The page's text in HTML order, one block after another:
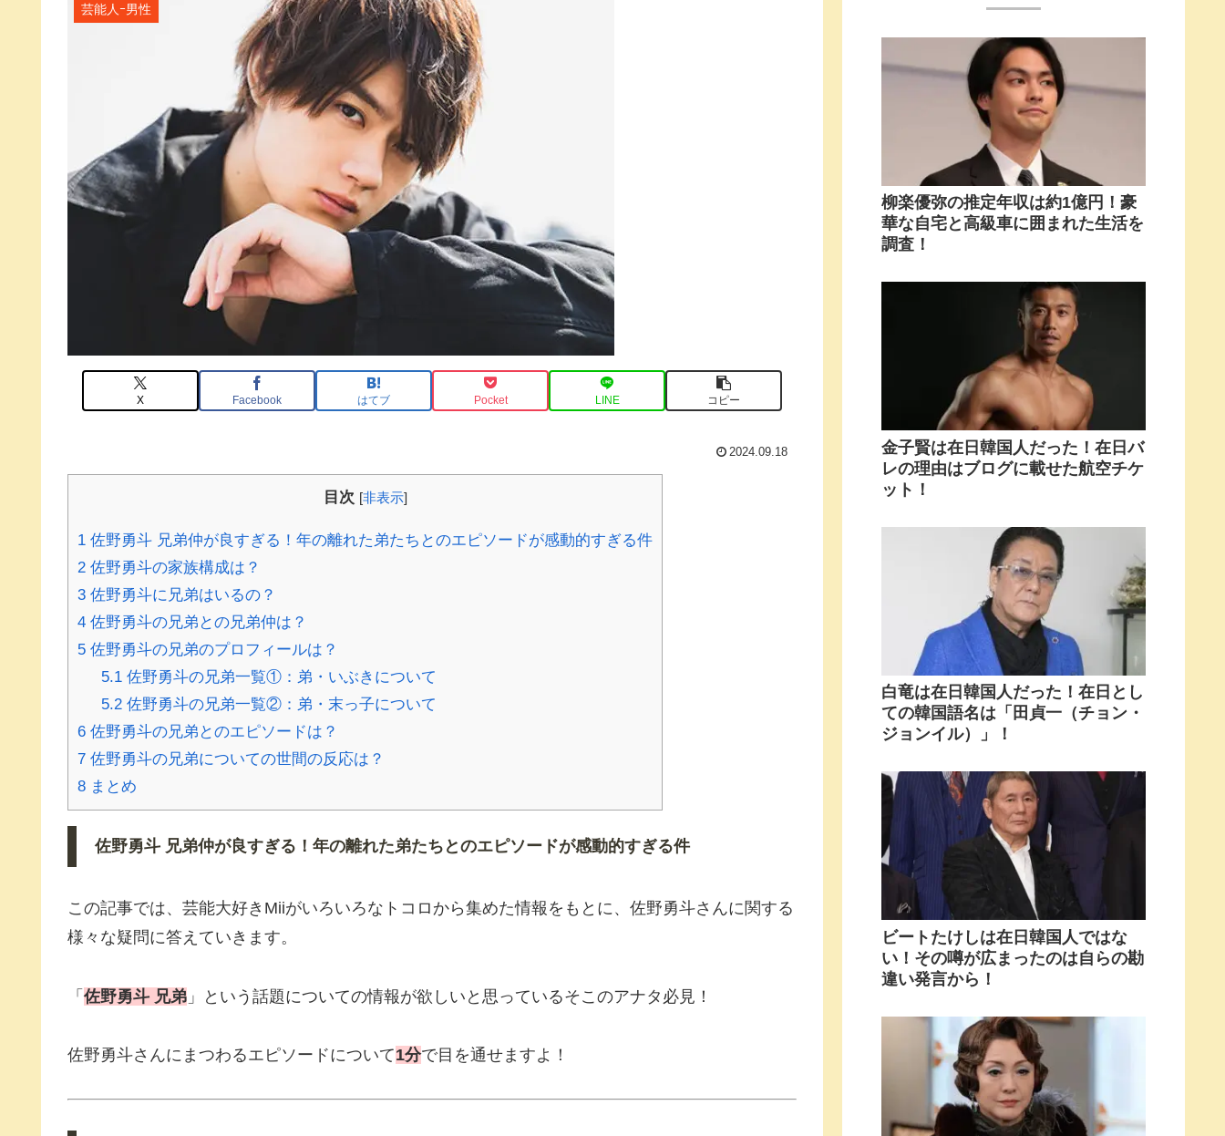
芸能人ｰ男性
X Facebook はてブ Pocket LINE コピー
2024.09.18
目次 [非表示]
1 佐野勇斗 兄弟仲が良すぎる！年の離れた弟たちとのエピソードが感動的すぎる件
2 佐野勇斗の家族構成は？
3 佐野勇斗に兄弟はいるの？
4 佐野勇斗の兄弟との兄弟仲は？
5 佐野勇斗の兄弟のプロフィールは？
5.1佐野勇斗の兄弟一覧①：弟・いぶきについて
5.2佐野勇斗の兄弟一覧②：弟・末っ子について
6 佐野勇斗の兄弟とのエピソードは？
7 佐野勇斗の兄弟についての世間の反応は？
8 まとめ
佐野勇斗 兄弟仲が良すぎる！年の離れた弟たちとのエピソードが感動的すぎる件
この記事では、芸能大好きMiiがいろいろなトコロから集めた情報をもとに、佐野勇斗さんに関する
様々な疑問に答えていきます。
「 佐野勇斗 兄弟 」という話題についての情報が欲しいと思っているそこのアナタ必見！
佐野勇斗さんにまつわるエピソードについて1分で目を通せますよ！
柳楽優弥の推定年収は約1億円！豪
華な自宅と高級車に囲まれた生活を
調査！
金子賢は在日韓国人だった！在日バ
レの理由はブログに載せた航空チケ
ット！
白竜は在日韓国人だった！在日とし
ての韓国語名は「田貞一（チョン・
ジョンイル）」！
ビートたけしは在日韓国人ではな
い！その噂が広まったのは自らの勘
違い発言から！